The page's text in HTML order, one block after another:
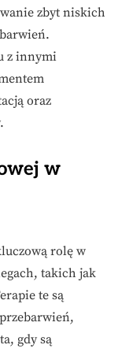
zbyt niskich
z innymi
oraz
w
rolę w
takich jak
te są
gdy są